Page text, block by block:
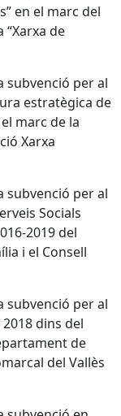
en el marc del
“Xarxa de
subvenció per al
estratègica de
marc de la
Xarxa
subvenció per al
Socials
2019 del
i el Consell
subvenció per al
dins del
de
del Vallès